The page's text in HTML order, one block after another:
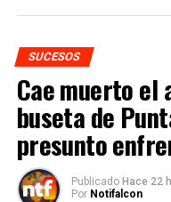
SUCESOS
Cae muerto el
buseta de
presunto
Publicado Hace 22
Por Notifalcon